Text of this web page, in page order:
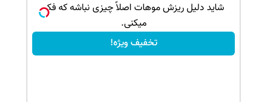
شاید دلیل ریزش موهات اصلاً چیزی نباشه که فکر
میکنی.
تخفیف ویژه!